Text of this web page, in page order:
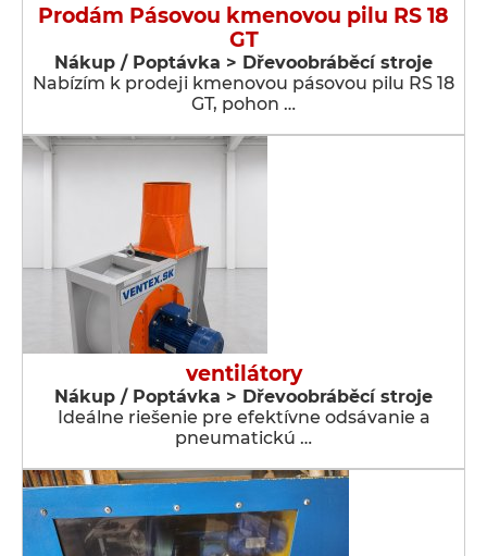
Prodám Pásovou kmenovou pilu RS 18
GT
Nákup / Poptávka > Dřevoobráběcí stroje
Nabízím k prodeji kmenovou pásovou pilu RS 18
GT, pohon …
ventilátory
Nákup / Poptávka > Dřevoobráběcí stroje
Ideálne riešenie pre efektívne odsávanie a
pneumatickú …